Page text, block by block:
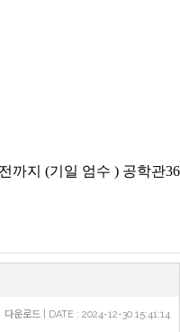
까지 (기일 엄수 ) 공학관36
다운로드 | DATE : 2024-12-30 15:41:14